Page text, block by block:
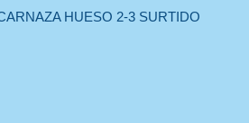
HUESO 2-3 SURTIDO